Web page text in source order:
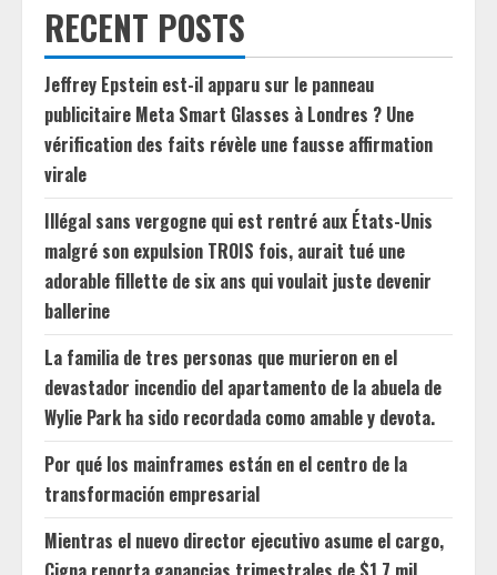
RECENT POSTS
Jeffrey Epstein est-il apparu sur le panneau
publicitaire Meta Smart Glasses à Londres ? Une
vérification des faits révèle une fausse affirmation
virale
Illégal sans vergogne qui est rentré aux États-Unis
malgré son expulsion TROIS fois, aurait tué une
adorable fillette de six ans qui voulait juste devenir
ballerine
La familia de tres personas que murieron en el
devastador incendio del apartamento de la abuela de
Wylie Park ha sido recordada como amable y devota.
Por qué los mainframes están en el centro de la
transformación empresarial
Mientras el nuevo director ejecutivo asume el cargo,